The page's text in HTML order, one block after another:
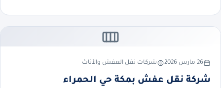
26 مارس 2026 شركات نقل العفش والأثاث
شركة نقل عفش بمكة حي الحمراء